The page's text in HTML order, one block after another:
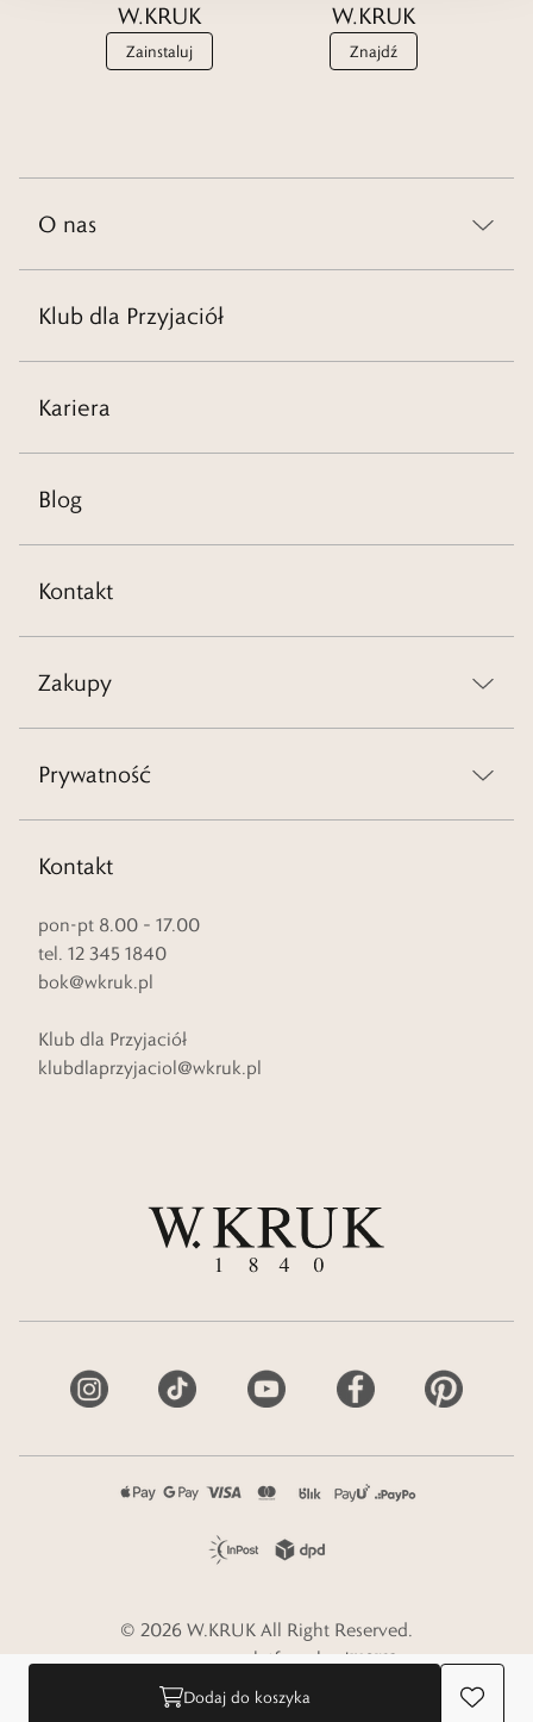
Dodaj do koszyka
W.KRUK
Zainstaluj
W.KRUK
Znajdź
O nas
Klub dla Przyjaciół
Kariera
Blog
Kontakt
Zakupy
Prywatność
Kontakt
pon-pt 8.00 – 17.00
tel. 12 345 1840
bok@wkruk.pl
Klub dla Przyjaciół
klubdlaprzyjaciol@wkruk.pl
© 2026 W.KRUK All Right Reserved.
e-commerce platform by